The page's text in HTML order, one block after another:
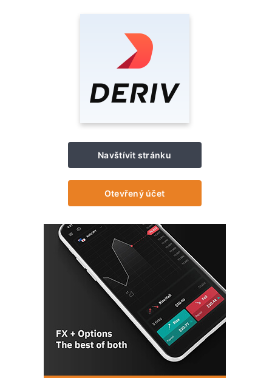
Navštívit stránku
Otevřený účet